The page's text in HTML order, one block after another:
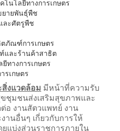
โนโลยีทางการเกษตร
ยายพันธุ์พืช
ละศัตรูพืช
ตภัณฑ์การเกษตร
และร้านค้าสาธิต
ทางการเกษตร
รเกษตร
งแวดล้อม มีหน้าที่ความรับ
ชุมชนส่งเสริมสุขภาพและ
อ งานสัตวแพทย์ งาน
านอื่นๆ เกี่ยวกับการให้
แบ่งส่วนราชการภายใน